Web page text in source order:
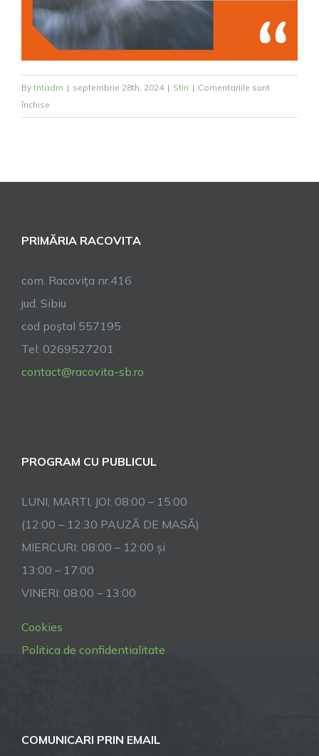
By tntadm | septembrie 28th, 2024 | Stiri | Comentariile sunt
închise
Actualizare
PRIMĂRIA RACOVITA
com. Racoviţa nr.416
jud. Sibiu
cod poştal 557195
Tel: 0269527201
contact@racovita-sb.ro
PROGRAM CU PUBLICUL
LUNI, MARTI, JOI: 08:00 – 15:00
(12:00 – 12:30 PAUZĂ DE MASĂ)
MIERCURI: 08:00 – 12:00 și
13:00 – 17:00
VINERI: 08:00 – 13:00
Cookies
Politica de confidentialitate
COMUNICARI PRIN EMAIL